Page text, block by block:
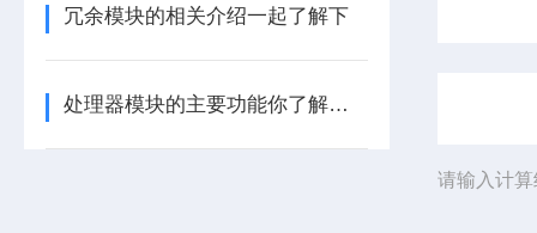
冗余模块的相关介绍一起了解下
处理器模块的主要功能你了解多少呢
请输入计